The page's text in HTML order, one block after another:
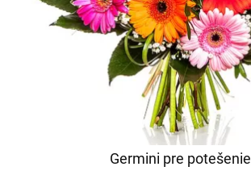
Germini pre potešenie